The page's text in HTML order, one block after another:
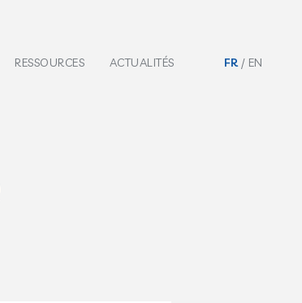
RESSOURCES ACTUALITÉS FR EN